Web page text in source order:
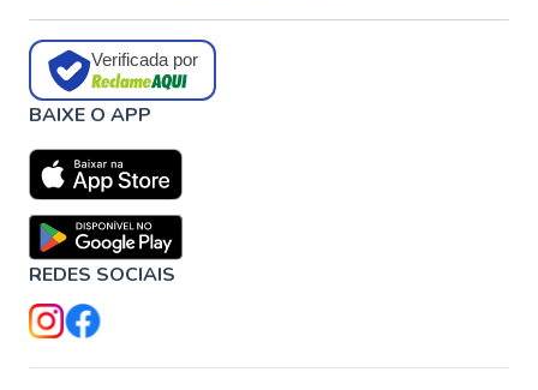
Verificada por
BAIXE O APP
REDES SOCIAIS